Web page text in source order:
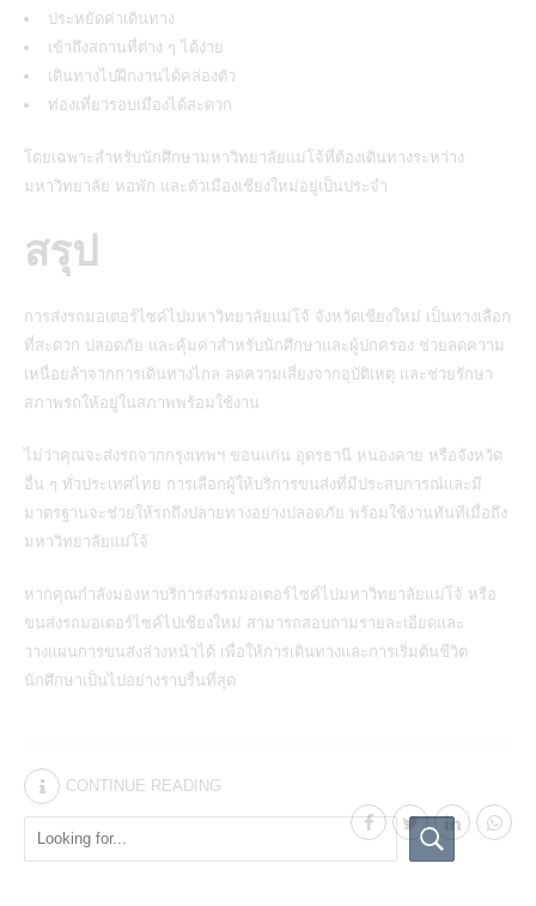
ประหยัดค่าเดินทาง
เข้าถึงสถานที่ต่าง ๆ ได้ง่าย
เดินทางไปฝึกงานได้คล่องตัว
ท่องเที่ยวรอบเมืองได้สะดวก
โดยเฉพาะสำหรับนักศึกษามหาวิทยาลัยแม่โจ้ที่ต้องเดินทางระหว่าง
มหาวิทยาลัย หอพัก และตัวเมืองเชียงใหม่อยู่เป็นประจำ
สรุป
การส่งรถมอเตอร์ไซค์ไปมหาวิทยาลัยแม่โจ้ จังหวัดเชียงใหม่ เป็นทางเลือก
ที่สะดวก ปลอดภัย และคุ้มค่าสำหรับนักศึกษาและผู้ปกครอง ช่วยลดความ
เหนื่อยล้าจากการเดินทางไกล ลดความเสี่ยงจากอุบัติเหตุ และช่วยรักษา
สภาพรถให้อยู่ในสภาพพร้อมใช้งาน
ไม่ว่าคุณจะส่งรถจากกรุงเทพฯ ขอนแก่น อุดรธานี หนองคาย หรือจังหวัด
อื่น ๆ ทั่วประเทศไทย การเลือกผู้ให้บริการขนส่งที่มีประสบการณ์และมี
มาตรฐานจะช่วยให้รถถึงปลายทางอย่างปลอดภัย พร้อมใช้งานทันทีเมื่อถึง
มหาวิทยาลัยแม่โจ้
หากคุณกำลังมองหาบริการส่งรถมอเตอร์ไซค์ไปมหาวิทยาลัยแม่โจ้ หรือ
ขนส่งรถมอเตอร์ไซค์ไปเชียงใหม่ สามารถสอบถามรายละเอียดและ
วางแผนการขนส่งล่วงหน้าได้ เพื่อให้การเดินทางและการเริ่มต้นชีวิต
นักศึกษาเป็นไปอย่างราบรื่นที่สุด
CONTINUE READING